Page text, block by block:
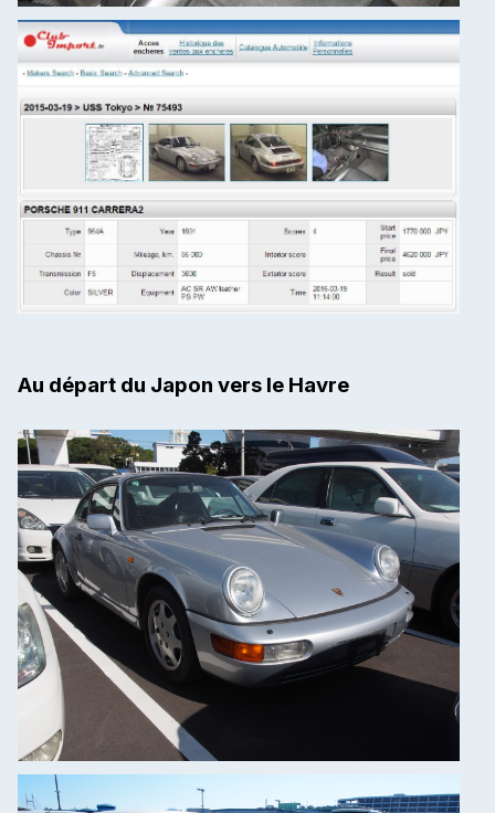
Au départ du Japon vers le Havre